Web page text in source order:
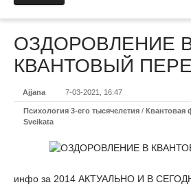
ОЗДОРОВЛЕНИЕ
КВАНТОВЫЙ
Ajjana 7-03-2021, 16:47
Психология 3-его тысячелетия / Квантовая
Sveikata
инфо за 2014 АКТУАЛЬНО И В